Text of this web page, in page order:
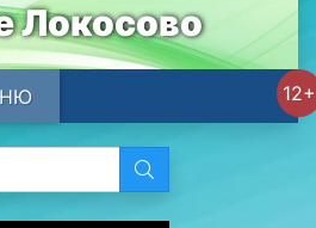
Локосово
12+